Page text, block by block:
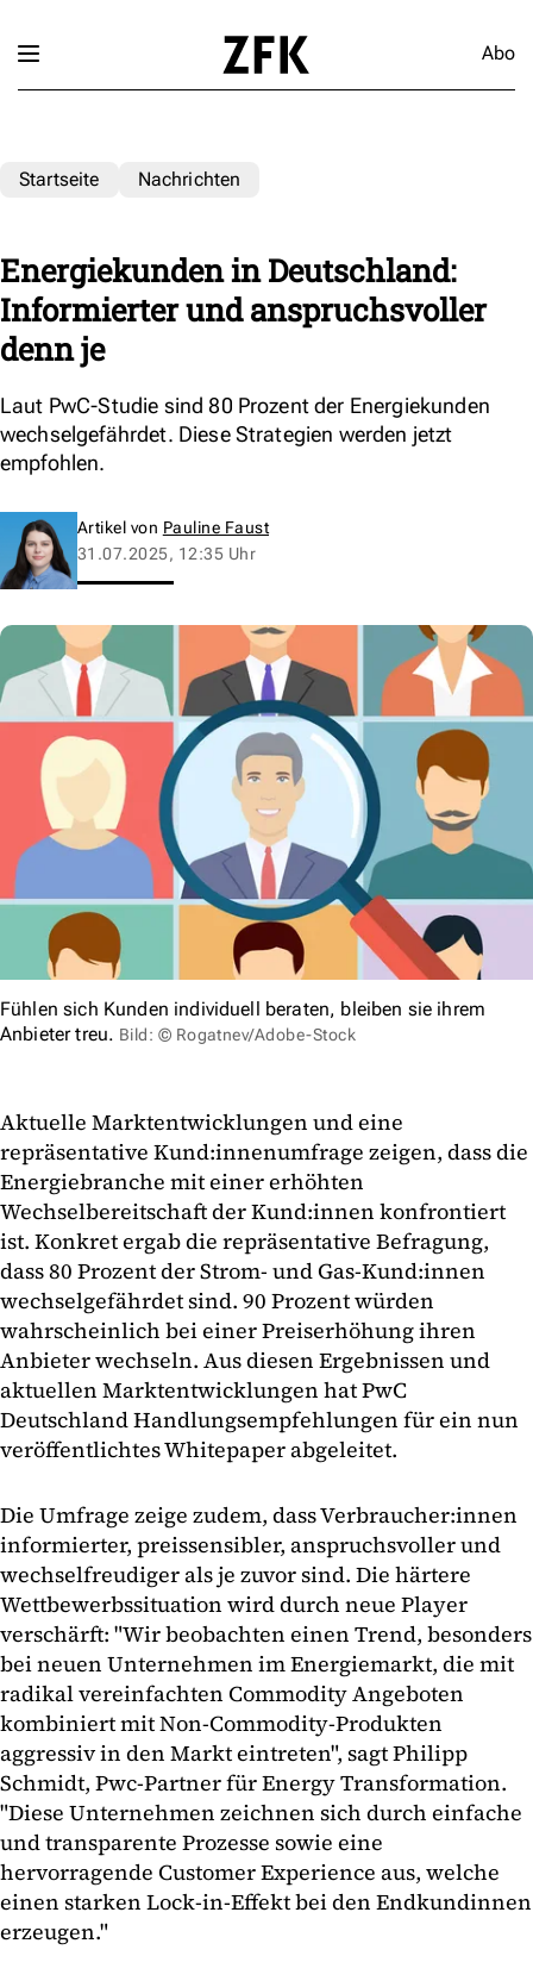
Abo
Startseite Nachrichten
Energiekunden in Deutschland:
Informierter und anspruchsvoller
denn je
Laut PwC-Studie sind 80 Prozent der Energiekunden
wechselgefährdet. Diese Strategien werden jetzt
empfohlen.
Artikel von Pauline Faust
31.07.2025, 12:35 Uhr
Fühlen sich Kunden individuell beraten, bleiben sie ihrem
Anbieter treu. Bild: © Rogatnev/Adobe-Stock
Aktuelle Marktentwicklungen und eine
repräsentative Kund:innenumfrage zeigen, dass die
Energiebranche mit einer erhöhten
Wechselbereitschaft der Kund:innen konfrontiert
ist. Konkret ergab die repräsentative Befragung,
dass 80 Prozent der Strom- und Gas-Kund:innen
wechselgefährdet sind. 90 Prozent würden
wahrscheinlich bei einer Preiserhöhung ihren
Anbieter wechseln. Aus diesen Ergebnissen und
aktuellen Marktentwicklungen hat PwC
Deutschland Handlungsempfehlungen für ein nun
veröffentlichtes Whitepaper abgeleitet.
Die Umfrage zeige zudem, dass Verbraucher:innen
informierter, preissensibler, anspruchsvoller und
wechselfreudiger als je zuvor sind. Die härtere
Wettbewerbssituation wird durch neue Player
verschärft: "Wir beobachten einen Trend, besonders
bei neuen Unternehmen im Energiemarkt, die mit
radikal vereinfachten Commodity Angeboten
kombiniert mit Non-Commodity-Produkten
aggressiv in den Markt eintreten", sagt Philipp
Schmidt, Pwc-Partner für Energy Transformation.
"Diese Unternehmen zeichnen sich durch einfache
und transparente Prozesse sowie eine
hervorragende Customer Experience aus, welche
einen starken Lock-in-Effekt bei den Endkundinnen
erzeugen."